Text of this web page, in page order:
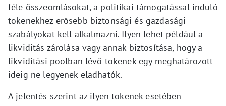
féle összeomlásokat, a politikai támogatással induló
tokenekhez erősebb biztonsági és gazdasági
szabályokat kell alkalmazni. Ilyen lehet például a
likviditás zárolása vagy annak biztosítása, hogy a
likviditási poolban lévő tokenek egy meghatározott
ideig ne legyenek eladhatók.
A jelentés szerint az ilyen tokenek esetében